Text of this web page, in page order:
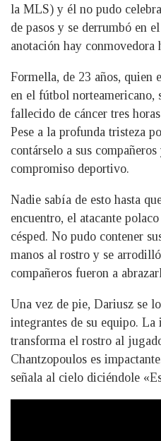
la MLS) y él no pudo
de pasos y se derrumbó en
anotación hay conmovedora
Formella, de 23 años, quien
en el fútbol norteamericano,
fallecido de cáncer tres
Pese a la profunda tristeza
contárselo a sus
compromiso deportivo.
Nadie sabía de esto hasta
encuentro, el atacante
césped. No pudo contener
manos al rostro y se
compañeros fueron a
Una vez de pie, Dariusz se
integrantes de su equipo. La
transforma el rostro al
Chantzopoulos es
señala al cielo diciéndole